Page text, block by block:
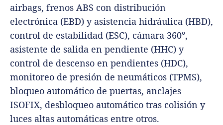
airbags, frenos ABS con distribución
electrónica (EBD) y asistencia hidráulica (HBD),
control de estabilidad (ESC), cámara 360°,
asistente de salida en pendiente (HHC) y
control de descenso en pendientes (HDC),
monitoreo de presión de neumáticos (TPMS),
bloqueo automático de puertas, anclajes
ISOFIX, desbloqueo automático tras colisión y
luces altas automáticas entre otros.